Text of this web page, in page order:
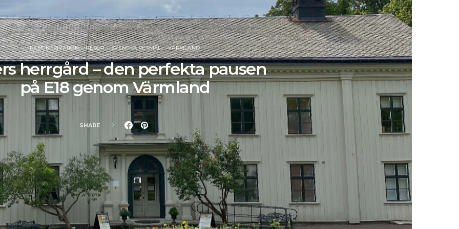
RESEINSPIRATION RESOR SVENSKA RESMÅL VÄRMLAND
herrgård – den perfekta pausen
på E18 genom Värmland
SHARE